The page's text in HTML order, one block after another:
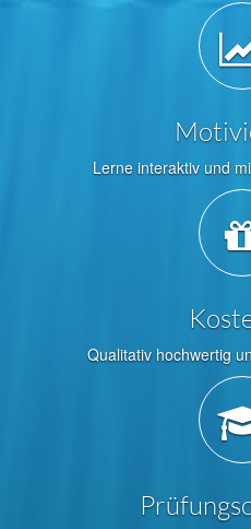
Lerne interaktiv und
Qualitativ hochwertig